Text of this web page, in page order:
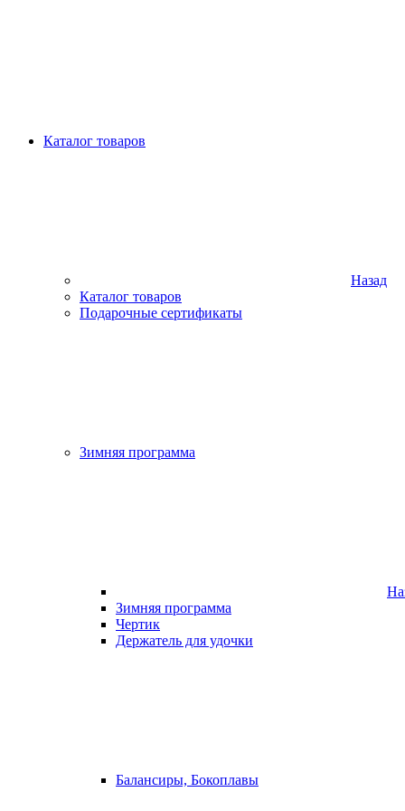
Каталог товаров
Назад
Каталог товаров
Подарочные сертификаты
Зимняя программа
Зимняя программа
Чертик
Держатель для удочки
Балансиры, Бокоплавы